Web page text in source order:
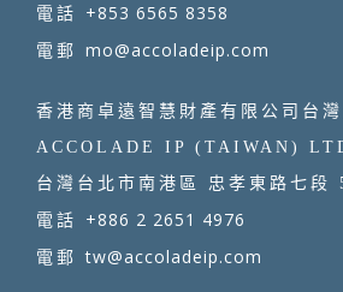
電話 +853 6565 8358
電郵 mo@accoladeip.com
香港商卓遠智慧財產有限公司台灣
ACCOLADE IP (TAIWAN)
台灣台北市南港區 忠孝東路七段
電話 +886 2 2651 4976
電郵tw@accoladeip.com